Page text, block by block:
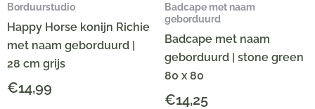
Borduurstudio
Happy Horse konijn Richie
met naam geborduurd |
28 cm grijs
€14,99
Badcape met naam
geborduurd
Badcape met naam
geborduurd | stone green
80 x 80
€14,25